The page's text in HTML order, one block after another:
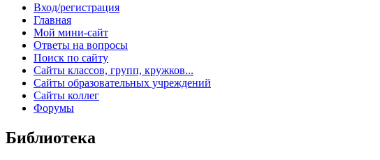
Вход/регистрация
Главная
Мой мини-сайт
Ответы на вопросы
Поиск по сайту
Сайты классов, групп, кружков...
Сайты образовательных учреждений
Сайты коллег
Форумы
Библиотека